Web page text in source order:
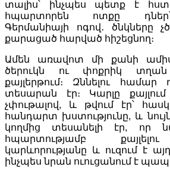
տալիս՝ ինչպես պետք է
հպարտորեն ոտքը
Գերմանիայի ոգով․ ծնկները
քարացած հարված հիշեցնող։
Ամեն առավոտ մի քանի
ծերուկն ու փոքրիկ
քայլերթում։ Զննելու
տեսարան էր։ Կարլը
չփութալով, և թվում էր՝
հանդարտ խստությունը, և
կողմից տեսանելի էր, որ
հպարտությամբ
կարևորությանը և ուզում է
ինչպես նրան ուուցանում է